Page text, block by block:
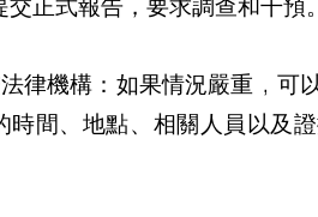
正式報告，要求調查和干預。
律機構： 如果情況嚴重，可
時間、地點、相關人員以及